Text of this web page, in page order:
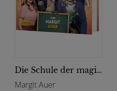
Die Schule der magischen Tiere: Das Buch zum Film 4
Margit Auer